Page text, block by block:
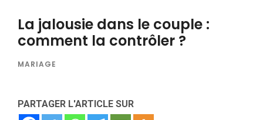
La jalousie dans le couple :
comment la contrôler ?
MARIAGE
PARTAGER L'ARTICLE SUR